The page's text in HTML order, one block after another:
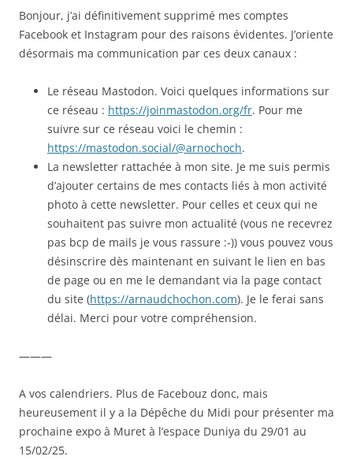
Bonjour, j’ai définitivement supprimé mes comptes
Facebook et Instagram pour des raisons évidentes. J’oriente
désormais ma communication par ces deux canaux :
Le réseau Mastodon. Voici quelques informations sur
ce réseau : https://joinmastodon.org/fr. Pour me
suivre sur ce réseau voici le chemin :
https://mastodon.social/@arnochoch.
La newsletter rattachée à mon site. Je me suis permis
d’ajouter certains de mes contacts liés à mon activité
photo à cette newsletter. Pour celles et ceux qui ne
souhaitent pas suivre mon actualité (vous ne recevrez
pas bcp de mails je vous rassure :-)) vous pouvez vous
désinscrire dès maintenant en suivant le lien en bas
de page ou en me le demandant via la page contact
du site (https://arnaudchochon.com). Je le ferai sans
délai. Merci pour votre compréhension.
———
A vos calendriers. Plus de Facebouz donc, mais
heureusement il y a la Dépêche du Midi pour présenter ma
prochaine expo à Muret à l’espace Duniya du 29/01 au
15/02/25.